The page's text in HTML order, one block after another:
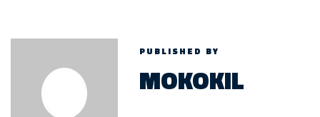
PUBLISHED BY
MOKOKIL